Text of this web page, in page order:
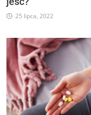
25 lipca, 2022